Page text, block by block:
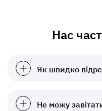
Нас
Як швидко
Не можу